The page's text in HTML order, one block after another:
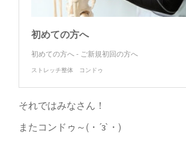
初めての方へ
初めての方へ - ご新規初回の方へ
ストレッチ整体 コンドゥ
それではみなさん！
またコンドゥ～(・´з`・)